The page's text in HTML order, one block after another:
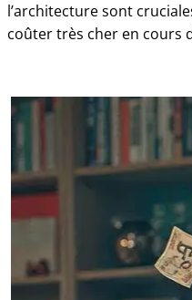
l’architecture sont
coûter très cher en cours